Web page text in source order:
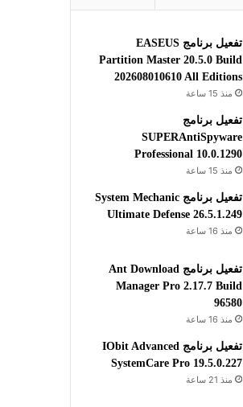
تفعيل برنامج EASEUS
Partition Master 20.5.0 Build
202608010610 All Editions
منذ 15 ساعة
تفعيل برنامج
SUPERAntiSpyware
Professional 10.0.1290
منذ 15 ساعة
تفعيل برنامج System Mechanic
Ultimate Defense 26.5.1.249
منذ 16 ساعة
تفعيل برنامج Ant Download
Manager Pro 2.17.7 Build
96580
منذ 16 ساعة
تفعيل برنامج IObit Advanced
SystemCare Pro 19.5.0.227
منذ 21 ساعة